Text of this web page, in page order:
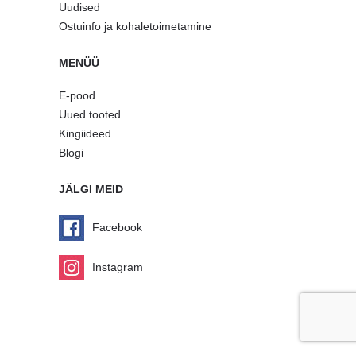
Uudised
Ostuinfo ja kohaletoimetamine
MENÜÜ
E-pood
Uued tooted
Kingiideed
Blogi
JÄLGI MEID
Facebook
Instagram